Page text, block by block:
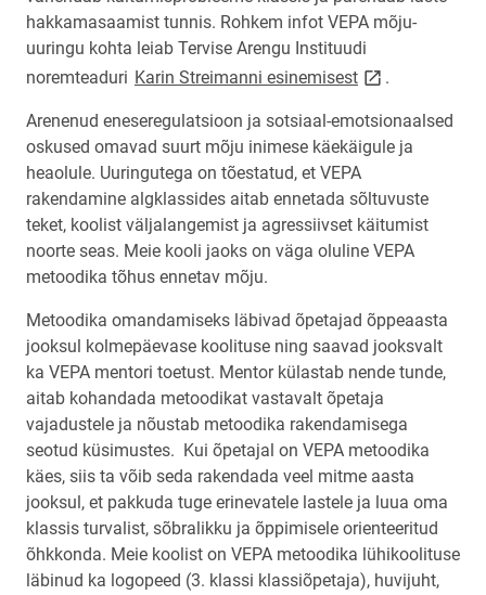
hakkamasaamist tunnis. Rohkem infot VEPA mõju-
uuringu kohta leiab Tervise Arengu Instituudi
noremteaduri Karin Streimanni esinemisestlink opens on
.
Arenenud eneseregulatsioon ja sotsiaal-emotsionaalsed
oskused omavad suurt mõju inimese käekäigule ja
heaolule. Uuringutega on tõestatud, et VEPA
rakendamine algklassides aitab ennetada sõltuvuste
teket, koolist väljalangemist ja agressiivset käitumist
noorte seas. Meie kooli jaoks on väga oluline VEPA
metoodika tõhus ennetav mõju.
Metoodika omandamiseks läbivad õpetajad õppeaasta
jooksul kolmepäevase koolituse ning saavad jooksvalt
ka VEPA mentori toetust. Mentor külastab nende tunde,
aitab kohandada metoodikat vastavalt õpetaja
vajadustele ja nõustab metoodika rakendamisega
seotud küsimustes. Kui õpetajal on VEPA metoodika
käes, siis ta võib seda rakendada veel mitme aasta
jooksul, et pakkuda tuge erinevatele lastele ja luua oma
klassis turvalist, sõbralikku ja õppimisele orienteeritud
õhkkonda. Meie koolist on VEPA metoodika lühikoolituse
läbinud ka logopeed (3. klassi klassiõpetaja), huvijuht,